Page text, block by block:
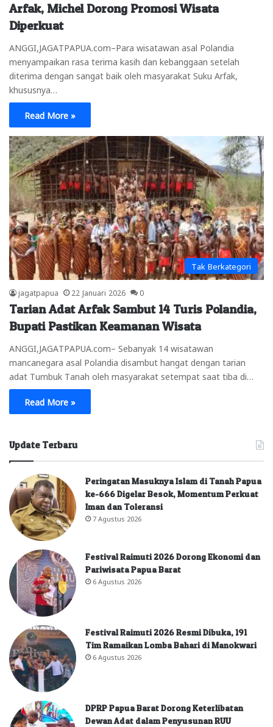
Arfak, Michel Dorong Promosi Wisata
Diperkuat
ANGGI,JAGATPAPUA.com–Para wisatawan asal Polandia
menyampaikan rasa terima kasih dan kebanggaan setelah
diterima dengan sangat baik oleh masyarakat Suku Arfak,
khususnya…
Read More »
Tak Berkategori
jagatpapua 22 Januari 2026 0
Tarian Adat Arfak Sambut 14 Turis Polandia,
Bupati Pastikan Keamanan Wisata
ANGGI,JAGATPAPUA.com– Sebanyak 14 wisatawan
mancanegara asal Polandia disambut hangat dengan tarian
adat Tumbuk Tanah oleh masyarakat setempat saat tiba di…
Read More »
Update Terbaru
Peringatan Masuknya Islam di Tanah Papua
ke-666 Digelar Besok, Momentum Perkuat
Iman dan Toleransi
7 Agustus 2026
Festival Raimuti 2026 Dorong Ekonomi dan
Pariwisata Papua Barat
6 Agustus 2026
Festival Raimuti 2026 Resmi Dibuka, 191
Tim Ramaikan Lomba Bahari di Manokwari
6 Agustus 2026
DPRP Papua Barat Dorong Keterlibatan
Dewan Adat dalam Penyusunan RUU